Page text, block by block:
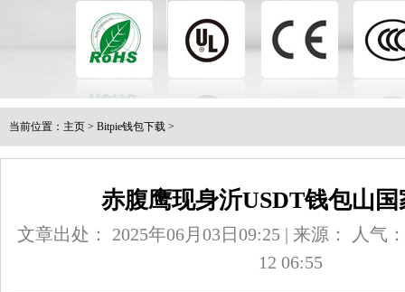
当前位置： 主页 > Bitpie钱包下载 >
赤腹鹰现身沂USDT钱包山
文章出处： 2025年06月03日09:25 | 来源：
人气：
12 06:55